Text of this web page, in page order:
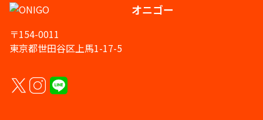
オニゴー
〒154-0011
東京都世田谷区上馬1-17-5